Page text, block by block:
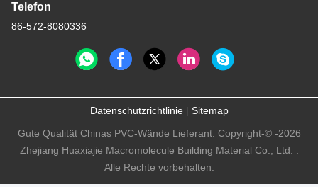
Telefon
86-572-8080336
Datenschutzrichtlinie| Sitemap
Gute Qualität Chinas PVC-Wände Lieferant. Copyright-© -2026
Zhejiang Huaxiajie Macromolecule Building Material Co., Ltd. .
Alle Rechte vorbehalten.